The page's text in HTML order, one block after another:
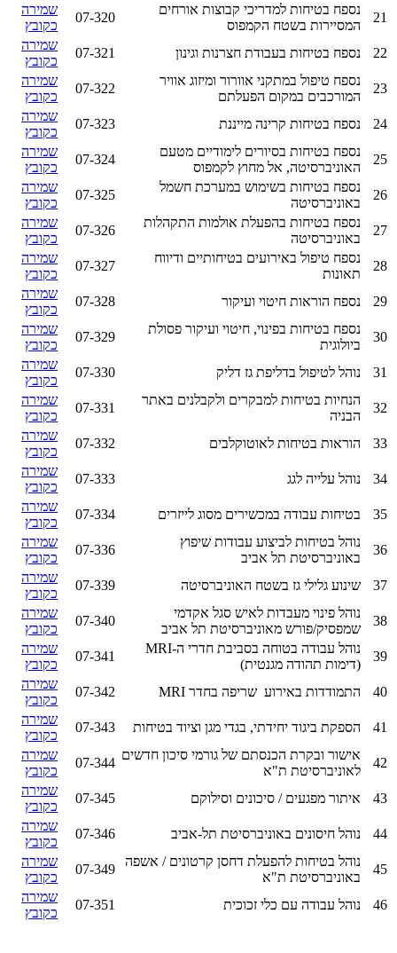
21
נספח בטיחות למדריכי קבוצות אורחים
המסיירות בשטח הקמפוס
07-320
שמירה
כקובץ
22
נספח בטיחות בעבודת חצרנות וגינון 07-321
שמירה
כקובץ
23
נספח טיפול במתקני אוורור ומיזוג אוויר
המורכבים במקום הפעלתם
07-322
שמירה
כקובץ
24
נספח בטיחות קרינה מייננת 07-323
שמירה
כקובץ
25
נספח בטיחות בסיורים לימודיים מטעם
האוניברסיטה, אל מחוץ לקמפוס
07-324
שמירה
כקובץ
26
נספח בטיחות בשימוש במערכת חשמל
באוניברסיטה
07-325
שמירה
כקובץ
27
נספח בטיחות בהפעלת אולמות התקהלות
באוניברסיטה
07-326
שמירה
כקובץ
28
נספח טיפול באירועים בטיחותיים ודיווח
תאונות
07-327
שמירה
כקובץ
29
נספח הוראות חיטוי ועיקור 07-328
שמירה
כקובץ
30
נספח בטיחות בפינוי, חיטוי ועיקור פסולת
ביולוגית
07-329
שמירה
כקובץ
31
נוהל לטיפול בדליפת גז דליק 07-330
שמירה
כקובץ
32
הנחיות בטיחות למבקרים ולקבלנים באתר
הבניה
07-331
שמירה
כקובץ
33
הוראות בטיחות לאוטוקלבים 07-332
שמירה
כקובץ
34
נוהל עלייה לגג 07-333
שמירה
כקובץ
35
בטיחות עבודה במכשירים מסוג לייזרים 07-334
שמירה
כקובץ
36
נוהל בטיחות לביצוע עבודות שיפוץ
באוניברסיטת תל אביב
07-336
שמירה
כקובץ
37
שינוע גלילי גז בשטח האוניברסיטה 07-339
שמירה
כקובץ
38
נוהל פינוי מעבדות לאיש סגל אקדמי
שמפסיק/פורש מאוניברסיטת תל אביב
07-340
שמירה
כקובץ
39
נוהל עבודה בטוחה בסביבת חדרי ה-MRI
(דימות תהודה מגנטית)
07-341
שמירה
כקובץ
40
התמודדות באירוע שריפה בחדר MRI 07-342
שמירה
כקובץ
41
הספקת ביגוד יחידתי, בגדי מגן וציוד בטיחות 07-343
שמירה
כקובץ
42
אישור ובקרת הכנסתם של גורמי סיכון חדשים
לאוניברסיטת ת"א
07-344
שמירה
כקובץ
43
איתור מפגעים / סיכונים וסילוקם 07-345
שמירה
כקובץ
44
נוהל חיסונים באוניברסיטת תל-אביב 07-346
שמירה
כקובץ
45
נוהל בטיחות להפעלת דחסן קרטונים / אשפה
באוניברסיטת ת"א
07-349
שמירה
כקובץ
46
נוהל עבודה עם כלי זכוכית 07-351
שמירה
כקובץ